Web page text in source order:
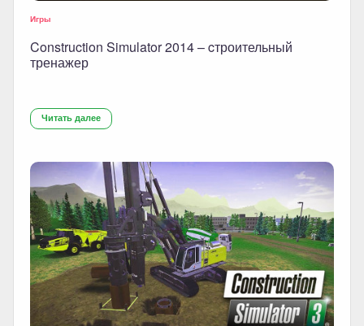
Игры
Construction Simulator 2014 – cтроительный
тренажер
Читать далее